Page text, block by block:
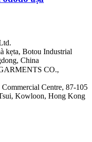
kẹta, Botou Industrial
China
CO.,
Centre, 87-105
Kowloon, Hong Kong